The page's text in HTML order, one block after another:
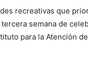
recreativas que
semana de
para la Atención